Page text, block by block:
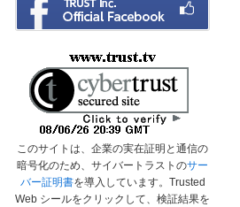
このサイトは、企業の実在証明と通信の
暗号化のため、サイバートラストのサー
バー証明書を導入しています。Trusted
Web シールをクリックして、検証結果を